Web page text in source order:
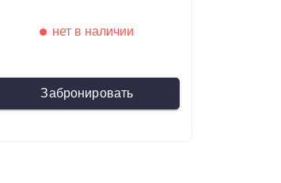
Забронировать
нет в наличии